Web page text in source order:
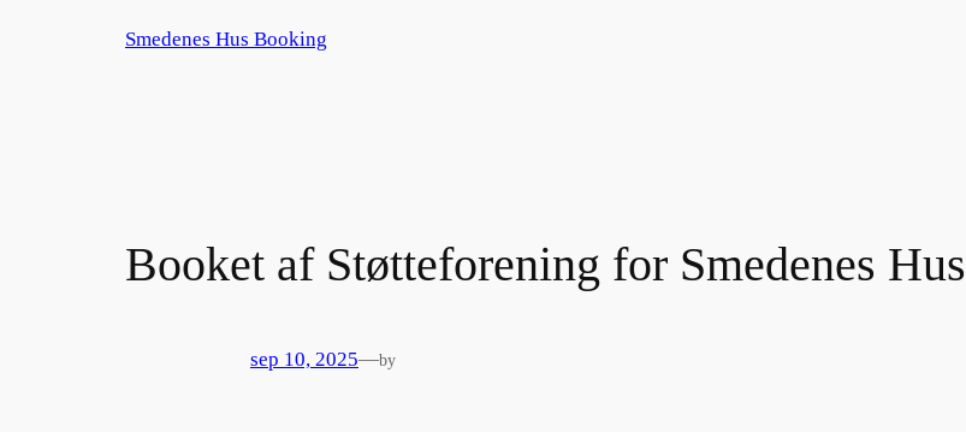
Smedenes Hus Booking
Booket af Støtteforening for Smedenes Hus
sep 10, 2025—by